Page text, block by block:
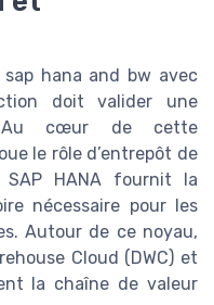
hana and bw avec
doit valider une
Au cœur de cette
le rôle d’entrepôt de
HANA fournit la
nécessaire pour les
Autour de ce noyau,
Cloud (DWC) et
la chaîne de valeur